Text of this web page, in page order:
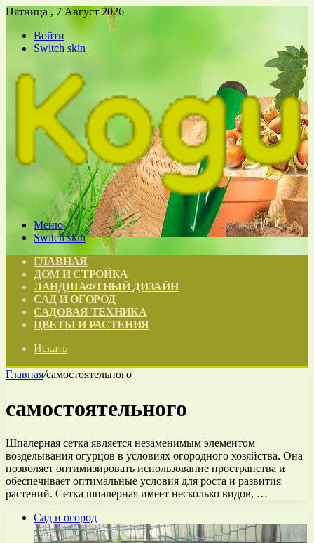
Пятница , 7 Август 2026
Войти
Switch skin
Меню
Switch skin
ГЛАВНАЯ
ДОМ И СТРОЙКА
ЛАНДШАФТНЫЙ ДИЗАЙН
САД И ОГОРОД
САДОВАЯ ТЕХНИКА
ЦВЕТЫ И РАСТЕНИЯ
Искать
Главная/самостоятельного
самостоятельного
Шпалерная сетка является незаменимым элементом
возделывания огурцов в условиях огородного хозяйства. Она
позволяет оптимизировать использование пространства и
обеспечивает оптимальные условия для роста и развития
растений. Сетка шпалерная имеет несколько видов, …
Сад и огород